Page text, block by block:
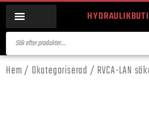
Hem/ Okategoriserad / RVCA-LAN